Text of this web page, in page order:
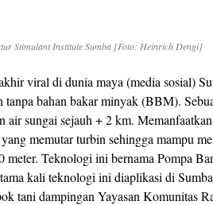
Stimulant Institute Sumba [Foto: Heinrich Dengi]
viral di dunia maya (media sosial)
bahan bakar minyak (BBM).
air sungai sejauh + 2 km.
memutar turbin sehingga mampu
meter. Teknologi ini bernama Pompa
kali teknologi ini diaplikasi di
tani dampingan Yayasan Komunitas